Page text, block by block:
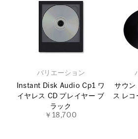
バリエーション
Instant Disk Audio Cp1 ワ
イヤレス CD プレイヤー ブ
ラック
￥18,700
サウン
ス レコ